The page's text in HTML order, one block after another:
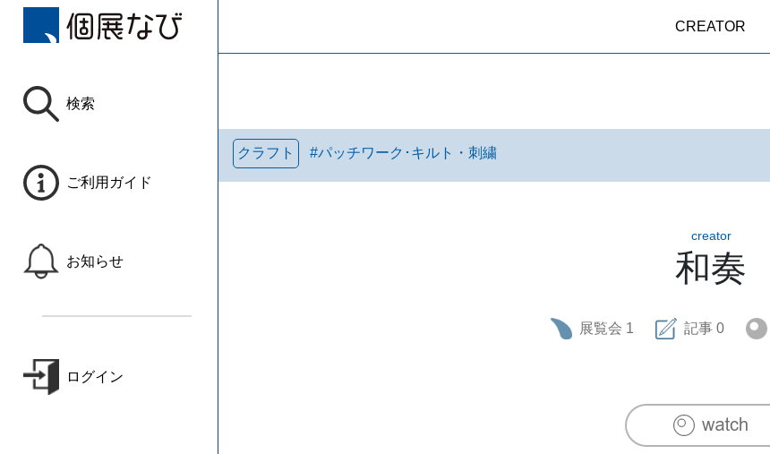
検索
ご利用ガイド
お知らせ
ログイン
CREATOR
クラフト #パッチワーク･キルト・刺繍
creator
和奏
展覧会 1 記事 0